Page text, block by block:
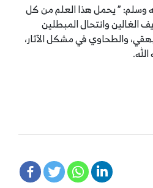
وسلم: ” يحمل هذا العلم من كل
الغالين وانتحال المبطلين
والطحاوي في مشكل الآثار،